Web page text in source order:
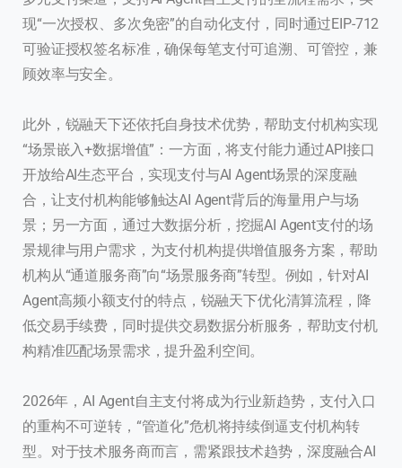
现“一次授权、多次免密”的自动化支付，同时通过EIP-712
可验证授权签名标准，确保每笔支付可追溯、可管控，兼
顾效率与安全。
此外，锐融天下还依托自身技术优势，帮助支付机构实现
“场景嵌入+数据增值”：一方面，将支付能力通过API接口
开放给AI生态平台，实现支付与AI Agent场景的深度融
合，让支付机构能够触达AI Agent背后的海量用户与场
景；另一方面，通过大数据分析，挖掘AI Agent支付的场
景规律与用户需求，为支付机构提供增值服务方案，帮助
机构从“通道服务商”向“场景服务商”转型。例如，针对AI
Agent高频小额支付的特点，锐融天下优化清算流程，降
低交易手续费，同时提供交易数据分析服务，帮助支付机
构精准匹配场景需求，提升盈利空间。
2026年，AI Agent自主支付将成为行业新趋势，支付入口
的重构不可逆转，“管道化”危机将持续倒逼支付机构转
型。对于技术服务商而言，需紧跟技术趋势，深度融合AI